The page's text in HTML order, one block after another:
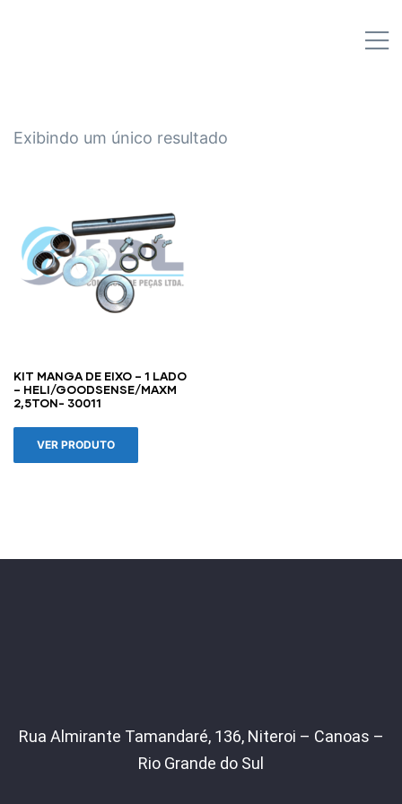
Exibindo um único resultado
KIT MANGA DE EIXO – 1 LADO
– HELI/GOODSENSE/MAXM
2,5TON- 30011
VER PRODUTO
Rua Almirante Tamandaré, 136, Niteroi – Canoas –
Rio Grande do Sul